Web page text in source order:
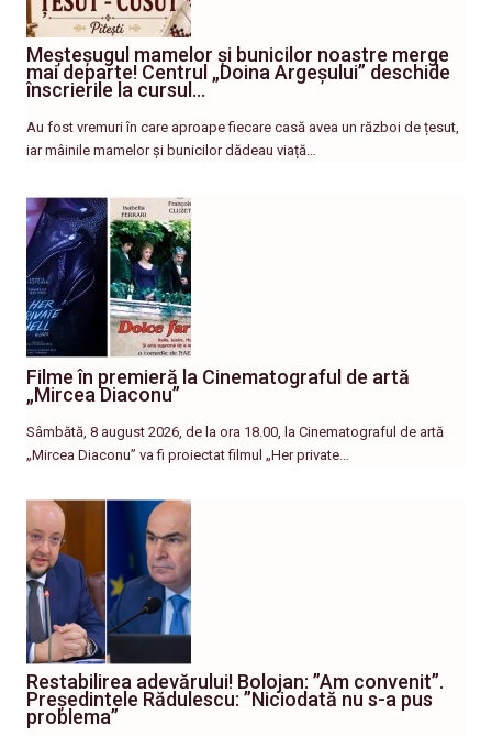
Meșteșugul mamelor și bunicilor noastre merge
mai departe! Centrul „Doina Argeșului” deschide
înscrierile la cursul…
Au fost vremuri în care aproape fiecare casă avea un război de țesut,
iar mâinile mamelor și bunicilor dădeau viață…
Filme în premieră la Cinematograful de artă
„Mircea Diaconu”
Sâmbătă, 8 august 2026, de la ora 18.00, la Cinematograful de artă
„Mircea Diaconu” va fi proiectat filmul „Her private…
Restabilirea adevărului! Bolojan: ”Am convenit”.
Președintele Rădulescu: ”Niciodată nu s-a pus
problema”